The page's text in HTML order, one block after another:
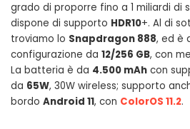
grado di proporre fino a 1 miliardi di
dispone di supporto HDR10+. Al di
troviamo lo Snapdragon 888, ed è
configurazione da 12/256 GB, con
La batteria è da 4.500 mAh con
da 65W, 30W wireless; supporto
bordo Android 11, con ColorOS 11.2.